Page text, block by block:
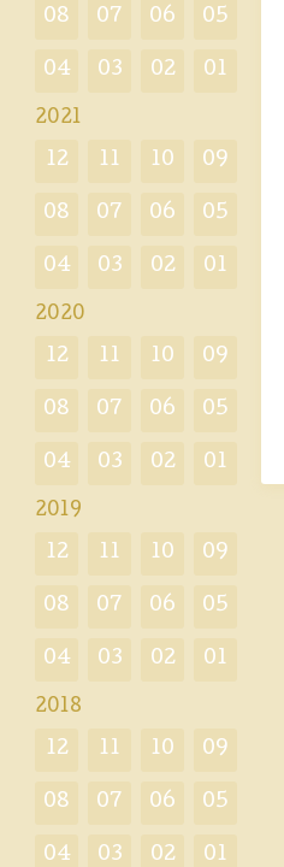
08 07 06 05
04 03 02 01
2021
12 11 10 09
08 07 06 05
04 03 02 01
2020
12 11 10 09
08 07 06 05
04 03 02 01
2019
12 11 10 09
08 07 06 05
04 03 02 01
2018
12 11 10 09
08 07 06 05
04 03 02 01